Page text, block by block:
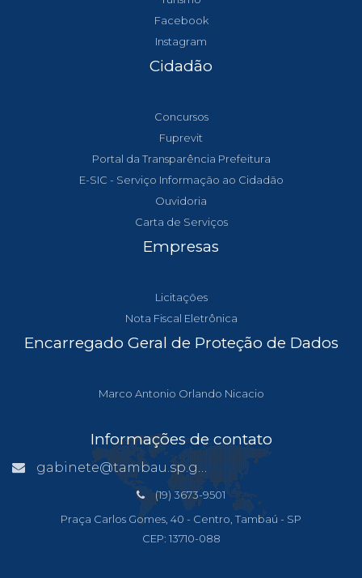
Facebook
Instagram
Cidadão
Concursos
Fuprevit
Portal da Transparência Prefeitura
E-SIC - Serviço Informação ao Cidadão
Ouvidoria
Carta de Serviços
Empresas
Licitações
Nota Fiscal Eletrônica
Encarregado Geral de Proteção de Dados
Marco Antonio Orlando Nicacio
Informações de contato
gabinete@tambau.sp.gov.br
(19) 3673-9501
Praça Carlos Gomes, 40 - Centro, Tambaú - SP
CEP: 13710-088